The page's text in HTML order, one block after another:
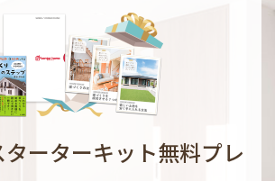
ーターキット無料プレ